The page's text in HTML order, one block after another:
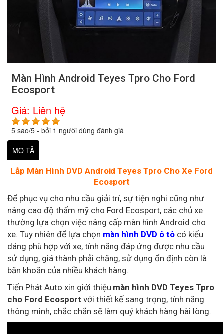
Màn Hình Android Teyes Tpro Cho Ford
Ecosport
Giá: Liên hệ
5 sao/5 - bởi 1 người dùng đánh giá
MÔ TẢ
Lắp Màn Hình DVD Android Teyes Tpro Cho Xe Ford
Ecosport
Để phục vụ cho nhu cầu giải trí, sự tiện nghi cũng như
nâng cao độ thẩm mỹ cho Ford Ecosport, các chủ xe
thường lựa chọn việc nâng cấp màn hình Android cho
xe. Tuy nhiên để lựa chọn màn hình DVD ô tô có kiểu
dáng phù hợp với xe, tính năng đáp ứng được nhu cầu
sử dụng, giá thành phải chăng, sử dụng ổn định còn là
băn khoăn của nhiều khách hàng.
Tiến Phát Auto xin giới thiệu màn hình DVD Teyes Tpro
cho Ford Ecosport với thiết kế sang trọng, tính năng
thông minh, chắc chắn sẽ làm quý khách hàng hài lòng.